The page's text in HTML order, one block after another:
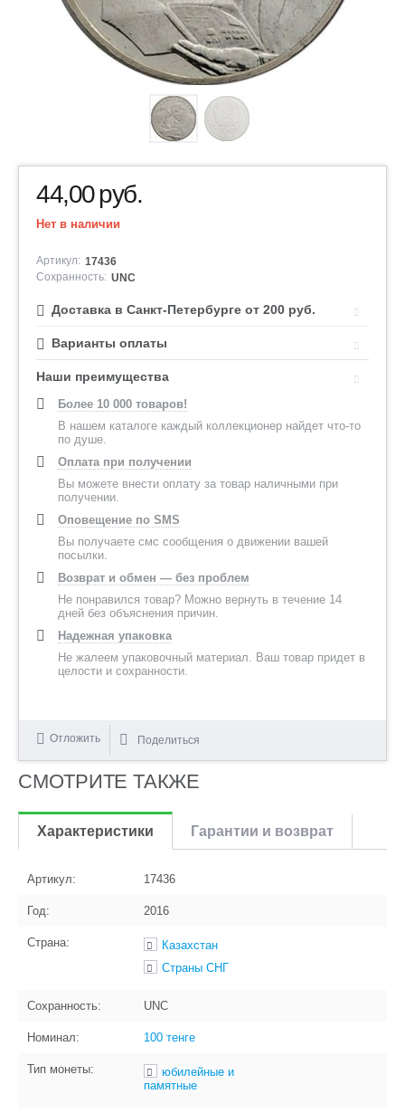
44,00руб.
Нет в наличии
Артикул: 17436
Сохранность: UNC
Доставка в Санкт-Петербурге от 200 руб.
Варианты оплаты
Наши преимущества
Более 10 000 товаров!
В нашем каталоге каждый коллекционер найдет что-то
по душе.
Оплата при получении
Вы можете внести оплату за товар наличными при
получении.
Оповещение по SMS
Вы получаете смс сообщения о движении вашей
посылки.
Возврат и обмен — без проблем
Не понравился товар? Можно вернуть в течение 14
дней без объяснения причин.
Надежная упаковка
Не жалеем упаковочный материал. Ваш товар придет в
целости и сохранности.
Отложить Поделиться
СМОТРИТЕ ТАКЖЕ
Характеристики Гарантии и возврат
Артикул: 17436
Год: 2016
Страна:
Казахстан
Страны СНГ
Сохранность: UNC
Номинал: 100 тенге
Тип монеты:
юбилейные и
памятные